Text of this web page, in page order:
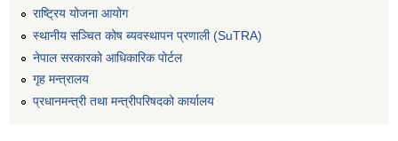
राष्ट्रिय योजना आयोग
स्थानीय सञ्चित कोष ब्यवस्थापन प्रणाली (SuTRA)
नेपाल सरकारको आधिकारिक पोर्टल
गृह मन्त्रालय
प्रधानमन्त्री तथा मन्त्रीपरिषदको कार्यालय